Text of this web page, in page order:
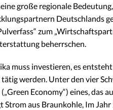
große regionale
Deutschlands
zum
beherrschen.
muss investieren, es
werden. Unter den vier
(„Green Economy“) eines, das
Strom aus Braunkohle, Im